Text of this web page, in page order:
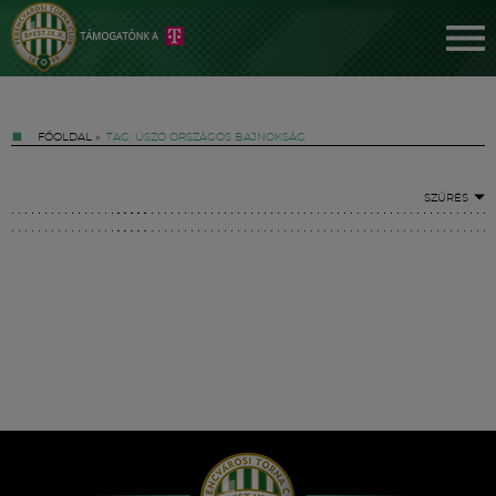
FŐOLDAL » TAG: ÚSZÓ ORSZÁGOS BAJNOKSÁG
SZŰRÉS
Hírek